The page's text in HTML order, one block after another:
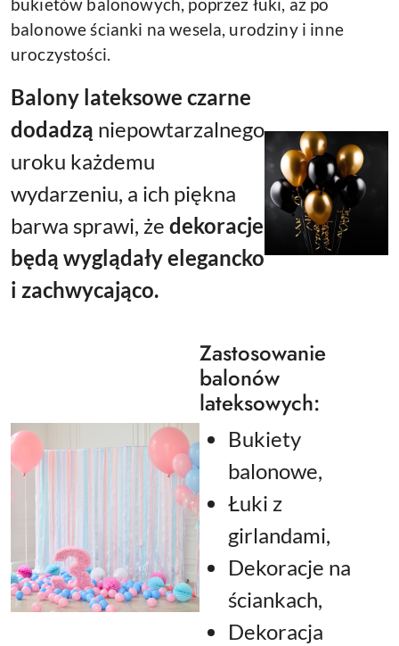
bukietów balonowych, poprzez łuki, aż po
balonowe ścianki na wesela, urodziny i inne
uroczystości.
Balony lateksowe czarne
dodadzą niepowtarzalnego
uroku każdemu
wydarzeniu, a ich piękna
barwa sprawi, że dekoracje
będą wyglądały elegancko
i zachwycająco.
Zastosowanie
balonów
lateksowych:
Bukiety
balonowe,
Łuki z
girlandami,
Dekoracje na
ściankach,
Dekoracja